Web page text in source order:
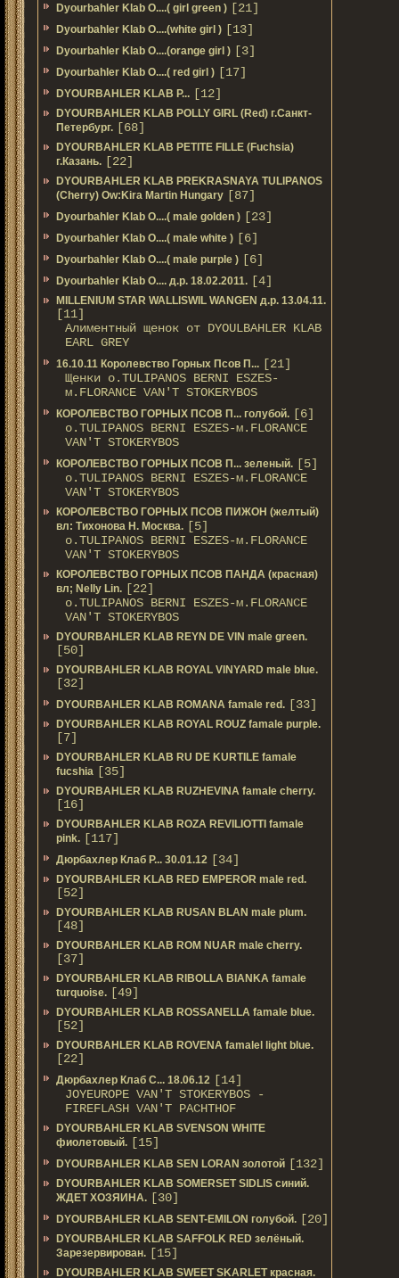
Dyourbahler Klab O....( girl green ) [21]
Dyourbahler Klab O....(white girl ) [13]
Dyourbahler Klab O....(orange girl ) [3]
Dyourbahler Klab O....( red girl ) [17]
DYOURBAHLER KLAB P... [12]
DYOURBAHLER KLAB POLLY GIRL (Red) г.Санкт-
Петербург. [68]
DYOURBAHLER KLAB PETITE FILLE (Fuchsia)
г.Казань. [22]
DYOURBAHLER KLAB PREKRASNAYA TULIPANOS
(Cherry) Ow:Kira Martin Hungary [87]
Dyourbahler Klab O....( male golden ) [23]
Dyourbahler Klab O....( male white ) [6]
Dyourbahler Klab O....( male purple ) [6]
Dyourbahler Klab O.... д.р. 18.02.2011. [4]
MILLENIUM STAR WALLISWIL WANGEN д.р. 13.04.11.
[11]
Алиментный щенок от DYOULBAHLER KLAB
EARL GREY
16.10.11 Королевство Горных Псов П... [21]
Щенки о.TULIPANOS BERNI ESZES-
м.FLORANCE VAN'T STOKERYBOS
КОРОЛЕВСТВО ГОРНЫХ ПСОВ П... голубой. [6]
о.TULIPANOS BERNI ESZES-м.FLORANCE
VAN'T STOKERYBOS
КОРОЛЕВСТВО ГОРНЫХ ПСОВ П... зеленый. [5]
о.TULIPANOS BERNI ESZES-м.FLORANCE
VAN'T STOKERYBOS
КОРОЛЕВСТВО ГОРНЫХ ПСОВ ПИЖОН (желтый)
вл: Тихонова Н. Москва. [5]
о.TULIPANOS BERNI ESZES-м.FLORANCE
VAN'T STOKERYBOS
КОРОЛЕВСТВО ГОРНЫХ ПСОВ ПАНДА (красная)
вл; Nelly Lin. [22]
о.TULIPANOS BERNI ESZES-м.FLORANCE
VAN'T STOKERYBOS
DYOURBAHLER KLAB REYN DE VIN male green.
[50]
DYOURBAHLER KLAB ROYAL VINYARD male blue.
[32]
DYOURBAHLER KLAB ROMANA famale red. [33]
DYOURBAHLER KLAB ROYAL ROUZ famale purple.
[7]
DYOURBAHLER KLAB RU DE KURTILE famale
fucshia [35]
DYOURBAHLER KLAB RUZHEVINA famale cherry.
[16]
DYOURBAHLER KLAB ROZA REVILIOTTI famale
pink. [117]
Дюрбахлер Клаб Р... 30.01.12 [34]
DYOURBAHLER KLAB RED EMPEROR male red.
[52]
DYOURBAHLER KLAB RUSAN BLAN male plum.
[48]
DYOURBAHLER KLAB ROM NUAR male cherry.
[37]
DYOURBAHLER KLAB RIBOLLA BIANKA famale
turquoise. [49]
DYOURBAHLER KLAB ROSSANELLA famale blue.
[52]
DYOURBAHLER KLAB ROVENA famalel light blue.
[22]
Дюрбахлер Клаб C... 18.06.12 [14]
JOYEUROPE VAN'T STOKERYBOS -
FIREFLASH VAN'T PACHTHOF
DYOURBAHLER KLAB SVENSON WHITE
фиолетовый. [15]
DYOURBAHLER KLAB SEN LORAN золотой [132]
DYOURBAHLER KLAB SOMERSET SIDLIS синий.
ЖДЕТ ХОЗЯИНА. [30]
DYOURBAHLER KLAB SENT-EMILON голубой. [20]
DYOURBAHLER KLAB SAFFOLK RED зелёный.
Зарезервирован. [15]
DYOURBAHLER KLAB SWEET SKARLET красная.